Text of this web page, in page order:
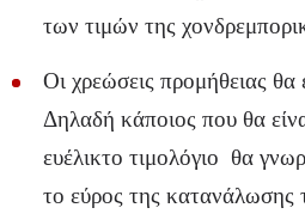
των τιμών της
Οι χρεώσεις προμήθειας θα
Δηλαδή κάποιος που θα
ευέλικτο τιμολόγιο θα
το εύρος της κατανάλωσης